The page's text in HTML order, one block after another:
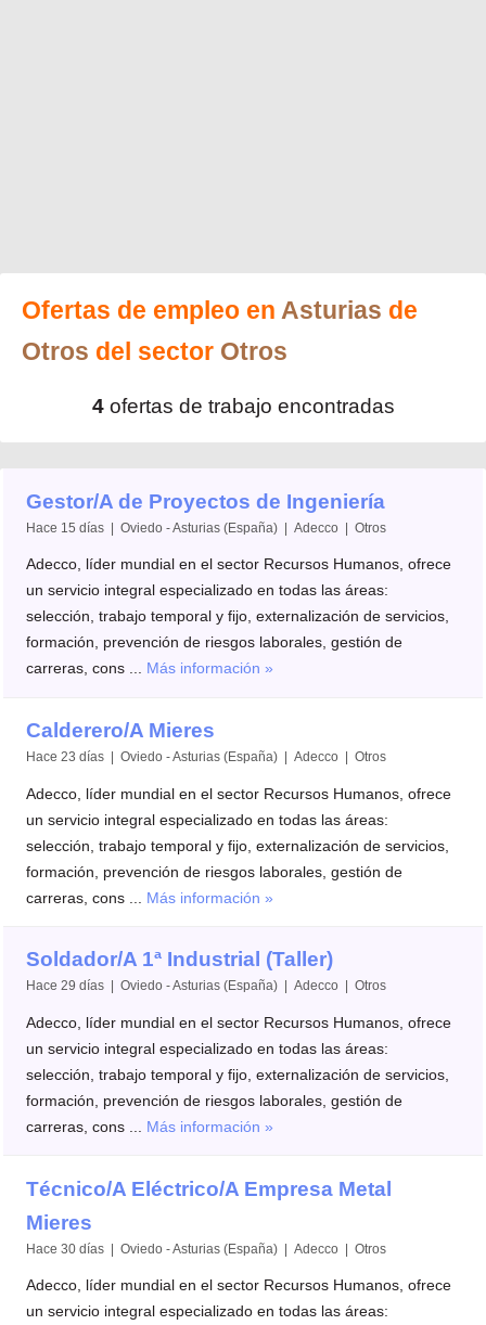
Ofertas de empleo en Asturias de
Otros del sector Otros
4ofertas de trabajo encontradas
Gestor/A de Proyectos de Ingeniería
Hace 15 días | Oviedo - Asturias (España) | Adecco | Otros
Adecco, líder mundial en el sector Recursos Humanos, ofrece
un servicio integral especializado en todas las áreas:
selección, trabajo temporal y fijo, externalización de servicios,
formación, prevención de riesgos laborales, gestión de
carreras, cons ... Más información »
Calderero/A Mieres
Hace 23 días | Oviedo - Asturias (España) | Adecco | Otros
Adecco, líder mundial en el sector Recursos Humanos, ofrece
un servicio integral especializado en todas las áreas:
selección, trabajo temporal y fijo, externalización de servicios,
formación, prevención de riesgos laborales, gestión de
carreras, cons ... Más información »
Soldador/A 1ª Industrial (Taller)
Hace 29 días | Oviedo - Asturias (España) | Adecco | Otros
Adecco, líder mundial en el sector Recursos Humanos, ofrece
un servicio integral especializado en todas las áreas:
selección, trabajo temporal y fijo, externalización de servicios,
formación, prevención de riesgos laborales, gestión de
carreras, cons ... Más información »
Técnico/A Eléctrico/A Empresa Metal
Mieres
Hace 30 días | Oviedo - Asturias (España) | Adecco | Otros
Adecco, líder mundial en el sector Recursos Humanos, ofrece
un servicio integral especializado en todas las áreas: